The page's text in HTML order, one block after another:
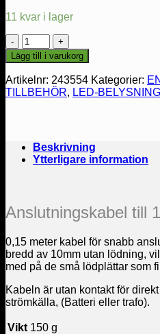
priset
var:
19 kr.
11 kvar i lager
Anslutningskabel
15cm
till
10mm
LED
strip
Lägg till i varukorg
Artikelnr: 243554 Kategorier:
TILLBEHÖR, LED-BELYSNING
Beskrivning
Ytterligare information
Anslutningskabel till
0,15 meter kabel för snabb
bredd av 10mm utan lödning,
med på de små lödplättar som
Kabeln är utan kontakt för
strömkälla, (Batteri eller trafo).
Vikt 150 g